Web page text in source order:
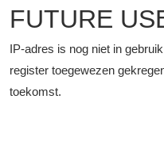
FUTURE
IP-adres is nog niet in
register toegewezen
toekomst.